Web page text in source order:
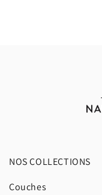
NOS COLLECTIONS
Couches